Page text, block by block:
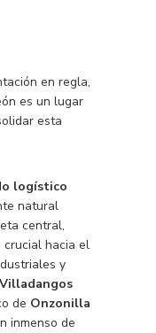
en regla,
es un lugar
esta
logístico
natural
central,
crucial hacia el
y
Villadangos
de Onzonilla
inmenso de